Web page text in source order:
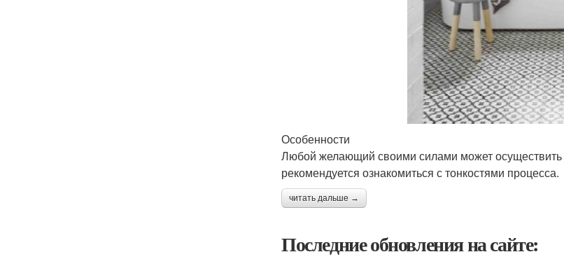
Особенности
Любой желающий своими силами может осуществить
рекомендуется ознакомиться с тонкостями процесса.
читать дальше →
Последние обновления на сайте: